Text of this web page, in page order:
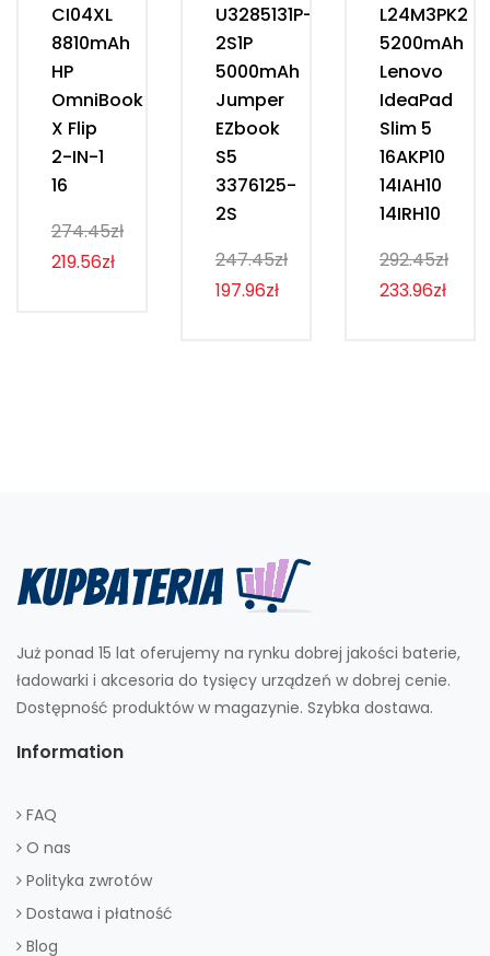
CI04XL
8810mAh
HP
OmniBook
X Flip
2-IN-1
16
274.45zł
219.56zł
U3285131P-
2S1P
5000mAh
Jumper
EZbook
S5
3376125-
2S
247.45zł
197.96zł
L24M3PK2
5200mAh
Lenovo
IdeaPad
Slim 5
16AKP10
14IAH10
14IRH10
292.45zł
233.96zł
Już ponad 15 lat oferujemy na rynku dobrej jakości baterie,
ładowarki i akcesoria do tysięcy urządzeń w dobrej cenie.
Dostępność produktów w magazynie. Szybka dostawa.
Information
FAQ
O nas
Polityka zwrotów
Dostawa i płatność
Blog